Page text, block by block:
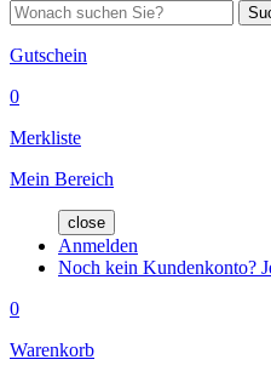
Gutschein
0
Merkliste
Mein Bereich
close
Anmelden
Noch kein Kundenkonto?
0
Warenkorb